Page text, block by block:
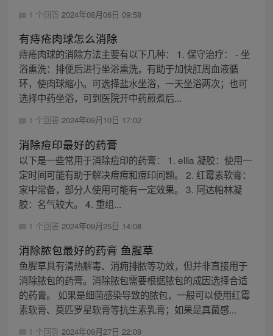
1 个回答 2024年08月06日 09:58
有痔疮肉球怎么消除
痔疮肉球的消除方法主要有以下几种： 1. 保守治疗： - 坐
浴熏洗：排便后进行坐浴熏洗，有助于加快肛周血液循
环，使肉球缩小。可选择盐水坐浴，一天坐浴两次；也可
选择中药坐浴，可到医院开中药煎煮后...
1 个回答 2024年09月10日 17:02
消除痘印最好的药膏
以下是一些常用于消除痘印的药膏： 1. ellia 凝胶：使用一
定时间可能有助于解决痘痘和痘印问题。 2. 红霉素软膏：
家中常备，部分人使用可能有一定效果。 3. 阿达帕林凝
胶：名气较大。 4. 重组...
1 个回答 2024年09月25日 14:08
消除脓包最好的药膏 鱼腥草
鱼腥草具有清热解毒、消痈排脓等功效，但并非直接用于
消除脓包的药膏。消除脓包需要根据脓包的成因选择合适
的药膏。 如果是细菌感染导致的脓包，一般可以使用红霉
素软膏、莫匹罗星软膏等抗生素乳膏；如果是真菌感...
1 个回答 2024年09月27日 22:09